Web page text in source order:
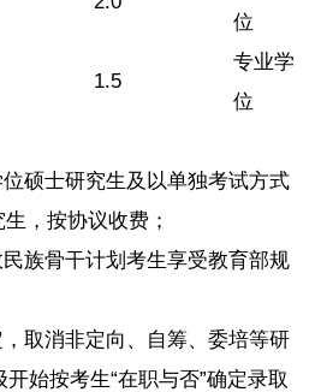
位
1.5
专业学
位
士研究生及以单独考试方式
，按协议收费；
骨干计划考生享受教育部规
消非定向、自筹、委培等研
始按考生“在职与否”确定录取